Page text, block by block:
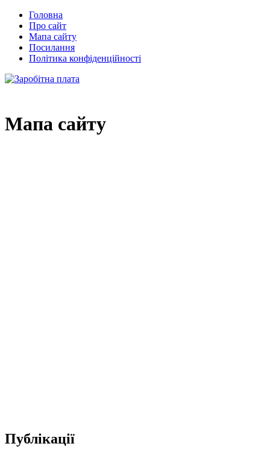
Головна
Про сайт
Мапа сайту
Посилання
Політика конфіденційності
Мапа сайту
Публікації